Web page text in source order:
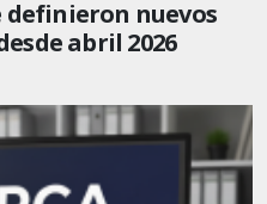
definieron nuevos
abril 2026